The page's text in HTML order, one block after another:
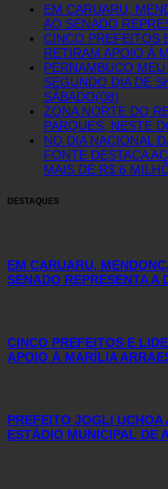
EM CARUARU,
AO SENADO
CINCO PREFEITOS
RETIRAM APOIO À
PERNAMBUCO MEU
SEGUNDO DIA DE
SÁBADO(08)
ZONA NORTE DO
PARQUES, NESTE
NO DIA NACIONAL
FONTE DESTACA
MAIS DE R$ 6
DESTAQUES
EM CARUARU,
SENADO REPRESENTA A
CINCO PREFEITOS E
APOIO À MARÍLIA
PREFEITO JOGLI
ESTÁDIO MUNICIPAL DE